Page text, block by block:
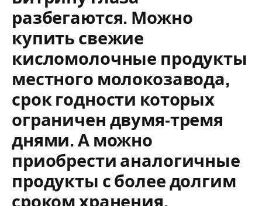
разбегаются. Можно
купить свежие
кисломолочные продукты
местного молокозавода,
срок годности которых
ограничен двумя-тремя
днями. А можно
приобрести аналогичные
продукты с более долгим